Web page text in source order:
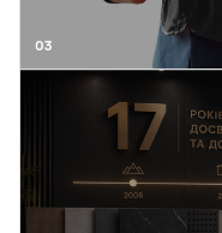
03